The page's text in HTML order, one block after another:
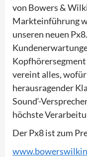
von Bowers &
Markteinführung
unseren neuen
vereint alles,
herausragender
Sound‘-
höchste
Der Px8 ist zum